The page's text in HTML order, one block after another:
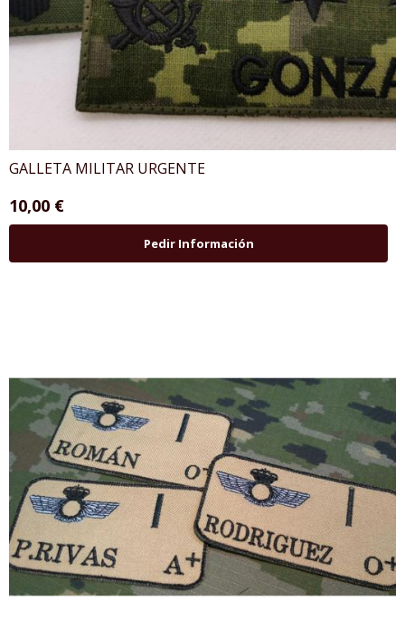
GALLETA MILITAR URGENTE
10,00 €
Pedir Información